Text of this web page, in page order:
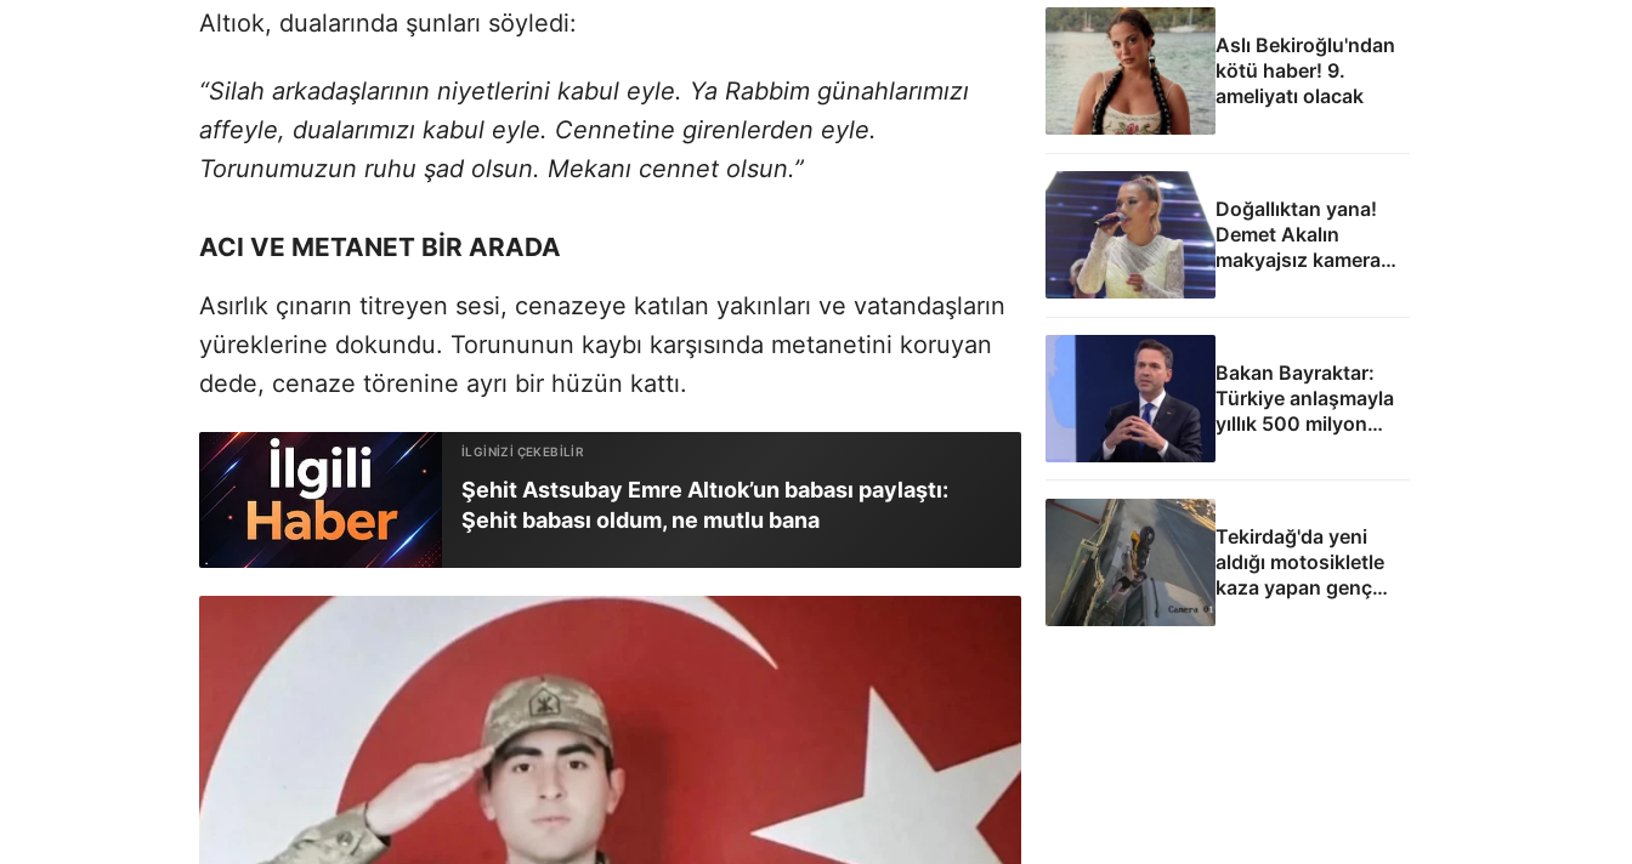
Altıok, dualarında şunları söyledi:
“Silah arkadaşlarının niyetlerini kabul eyle. Ya Rabbim günahlarımızı
affeyle, dualarımızı kabul eyle. Cennetine girenlerden eyle.
Torunumuzun ruhu şad olsun. Mekanı cennet olsun.”
ACI VE METANET BİR ARADA
Asırlık çınarın titreyen sesi, cenazeye katılan yakınları ve vatandaşların
yüreklerine dokundu. Torununun kaybı karşısında metanetini koruyan
dede, cenaze törenine ayrı bir hüzün kattı.
Şehit Astsubay Emre Altıok’un babası paylaştı:
Şehit babası oldum, ne mutlu bana
Aslı Bekiroğlu'ndan
kötü haber! 9.
ameliyatı olacak
Doğallıktan yana!
Demet Akalın
makyajsız kamera
karşısına geçti
Bakan Bayraktar:
Türkiye anlaşmayla
yıllık 500 milyon
Tekirdağ'da yeni
aldığı motosikletle
kaza yapan genç
can verdi